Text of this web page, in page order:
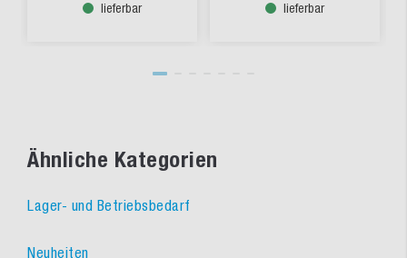
lieferbar lieferbar
Ähnliche Kategorien
Lager- und Betriebsbedarf
Neuheiten